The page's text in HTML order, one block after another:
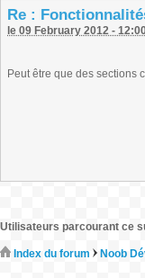
Re :
le 09 February 2012 -
Peut être que des sections
Utilisateurs parcourant ce
Index du forum Noob